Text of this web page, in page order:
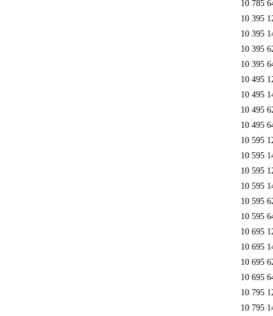
10 785
10 395
10 395
10 395
10 395
10 495
10 495
10 495
10 495
10 595
10 595
10 595
10 595
10 595
10 595
10 695
10 695
10 695
10 695
10 795
10 795